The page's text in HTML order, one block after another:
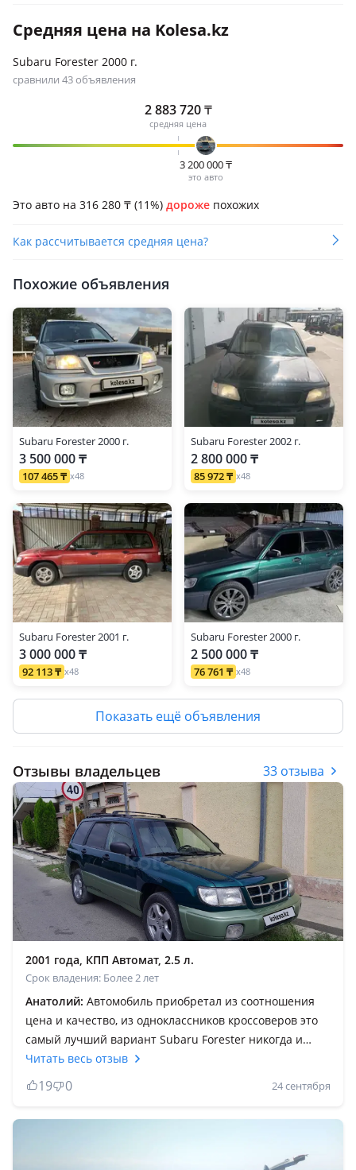
Средняя цена на Kolesa.kz
Subaru Forester 2000 г.
сравнили 43 объявления
2 883 720₸
средняя цена
3 200 000₸
это авто
Это авто на 316 280 ₸ (11%) дороже похожих
Как рассчитывается средняя цена?
Похожие объявления
Subaru Forester 2000 г.
3 500 000 ₸
107 465 ₸ x48
Subaru Forester 2002 г.
2 800 000 ₸
85 972 ₸ x48
Subaru Forester 2001 г.
3 000 000 ₸
92 113 ₸ x48
Subaru Forester 2000 г.
2 500 000 ₸
76 761 ₸ x48
Показать ещё объявления
Отзывы владельцев 33 отзыва
2001 года, КПП Автомат, 2.5 л.
Срок владения: Более 2 лет
Анатолий: Автомобиль приобретал из соотношения
цена и качество, из одноклассников кроссоверов это
самый лучший вариант Subaru Forester никогда и
нигде тебя не оставит в безвыходных ситуации. По
городу очень резвый, за счёт своих габаритов
маневренный, за городом по бездорожью (песок, снег,
рыхлая грязь, гололед,) ему нет равных, довезет туда
доступность в ремонте главное ставить качественные
Читать весь отзыв
19 0 24 сентября